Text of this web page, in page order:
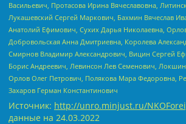
Васильевич, Протасова Ирина Вячеславовна,
Лукашевский Сергей Маркович, Бахмин Вячеслав
Анатолий Ефимович, Сухих Дарья Николаевна,
Добровольская Анна Дмитриевна, Королева
Смирнов Владимир Александрович, Вицин Сергей
Борис Андреевич, Левинсон Лев Семенович,
Орлов Олег Петрович, Полякова Мара Федоровна,
Захаров Герман Константинович
Источник: http://unro.minjust.ru/
данные на 24.03.2022